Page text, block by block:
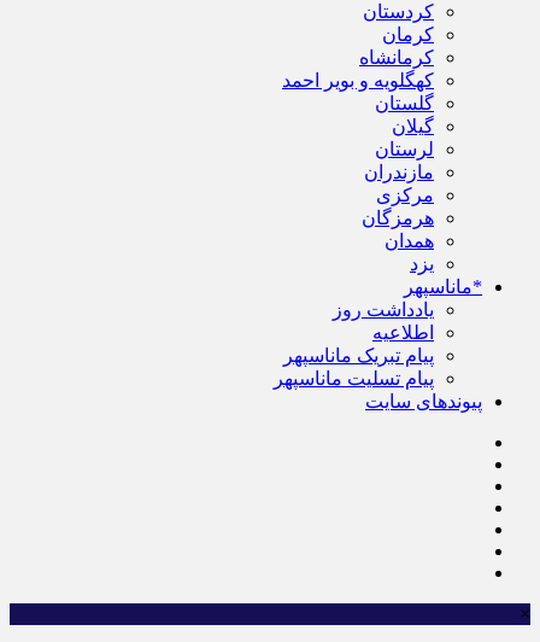
کردستان
کرمان
کرمانشاه
کهگلویه و بویر احمد
گلستان
گیلان
لرستان
مازندران
مرکزی
هرمزگان
همدان
یزد
*ماناسپهر
یادداشت روز
اطلاعیه
پیام تبریک ماناسپهر
پیام تسلیت ماناسپهر
پیوندهای سایت
×